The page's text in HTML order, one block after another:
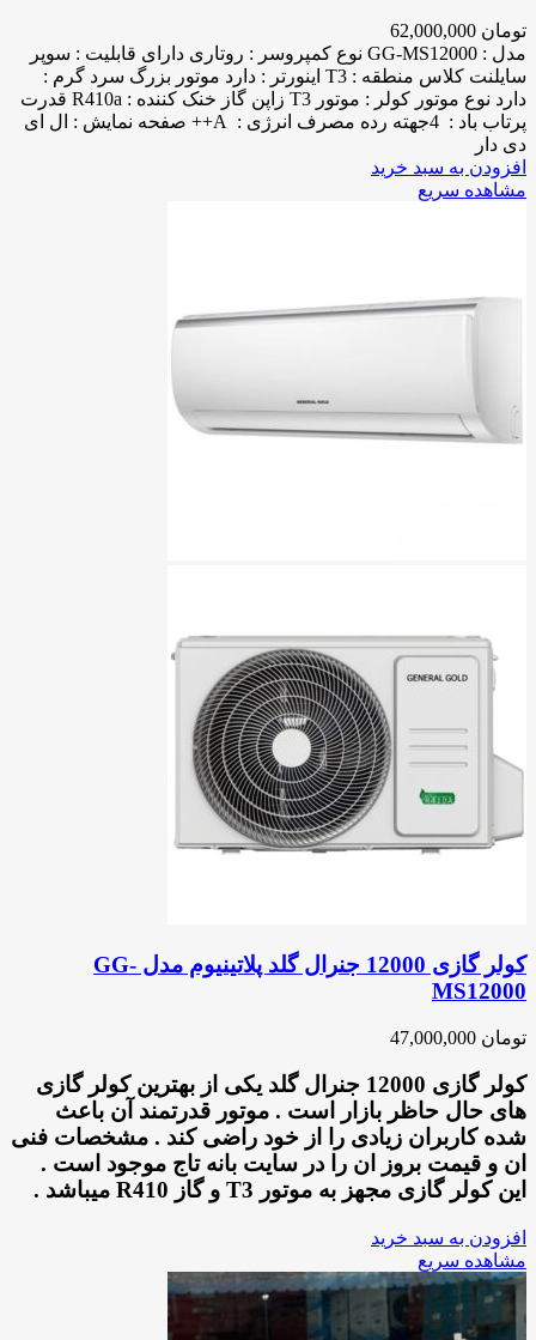
تومان
مدل : GG-MS12000 نوع کمپروسر : روتاری دارای قابلیت : سوپر
سایلنت کلاس منطقه : T3 اینورتر : دارد موتور بزرگ سرد گرم :
دارد نوع موتور کولر : موتور T3 زاپن گاز خنک کننده : R410a قدرت
پرتاب باد : 4جهته رده مصرف انرژی : A++ صفحه نمایش : ال ای
دی دار
افزودن به سبد خرید
مشاهده سریع
کولر گازی 12000 جنرال گلد پلاتینیوم مدل GG-
MS12000
تومان
کولر گازی 12000 جنرال گلد یکی از بهترین کولر گازی
های حال حاظر بازار است . موتور قدرتمند آن باعث
شده کاربران زیادی را از خود راضی کند . مشخصات فنی
ان و قیمت بروز ان را در سایت بانه تاج موجود است .
این کولر گازی مجهز به موتور T3 و گاز R410 میباشد .
افزودن به سبد خرید
مشاهده سریع